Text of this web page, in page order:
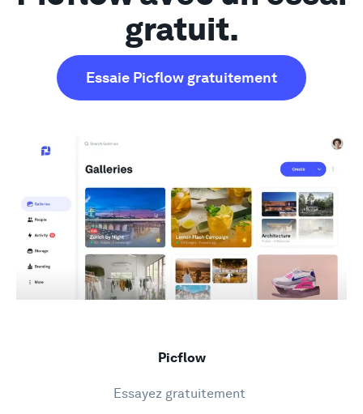
gratuit.
Essaie Picflow gratuitement
Picflow
Essayez gratuitement